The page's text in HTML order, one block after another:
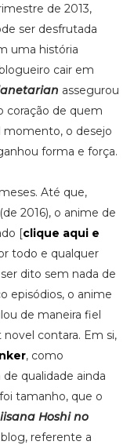
de 2013,
ser desfrutada
uma história
cair em
assegurou
coração de quem
momento, o desejo
forma e força.
Até que,
2016), o anime de
[clique aqui e
todo e qualquer
dito sem nada de
episódios, o anime
de maneira fiel
contara. Em si,
, como
qualidade ainda
tamanho, que o
Hoshi no
referente a